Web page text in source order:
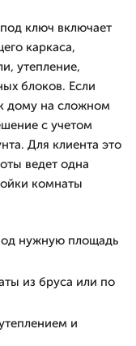
ключ включает
каркаса,
утепление,
блоков. Если
дому на сложном
с учетом
Для клиента это
ведет одна
комнаты
нужную площадь
из бруса или по
и